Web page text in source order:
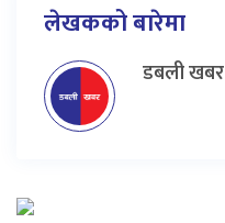
लेखकको बारेमा
डबली खबर